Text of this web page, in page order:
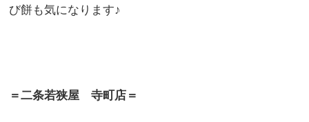
び餅も気になります♪
＝二条若狭屋 寺町店＝